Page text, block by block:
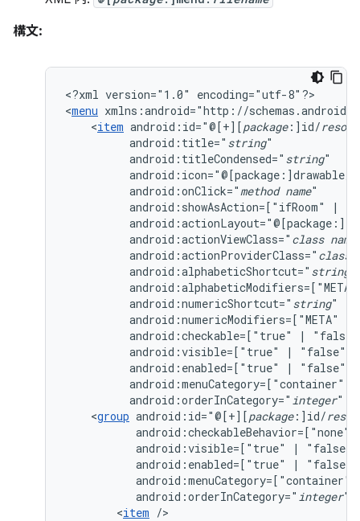
構文:
<?xml version="1.0"
encoding="utf-8"?>
<menu
<item android:id="@[+][package:]id/
android:title=" string
android:titleCondensed=" string
android:icon="@[package:]drawable/
android:onClick="method name
android:showAsAction=["ifRoom"
|
android:actionViewClass=" class name
android:actionProviderClass=" class
android:alphabeticShortcut=" string
android:alphabeticModifiers=["META"
android:numericShortcut=" string
android:numericModifiers=["META"
android:checkable=["true"
|
android:visible=["true"
|
android:enabled=["true"
|
android:menuCategory=["container"
android:orderInCategory=" integer"
<group android:id="@[+][package:]id/
android:checkableBehavior=["none"
android:visible=["true"
|
android:enabled=["true"
|
android:menuCategory=["container"
android:orderInCategory=" integer"
<item